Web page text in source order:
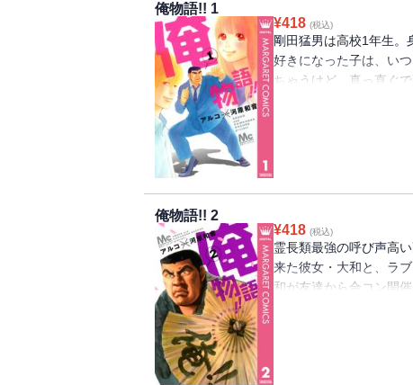
俺物語!! 1
¥418 (税込)
剛田猛男は高校1年生。
好きになった子は、い
ちゃうけど、真っ直ぐ
テ！ ある朝、通学電
俺物語!! 2
¥418 (税込)
霊長類最強の呼び声高
来た彼女・大和と、ラ
和が友達から合コン開
ンに初参加することに